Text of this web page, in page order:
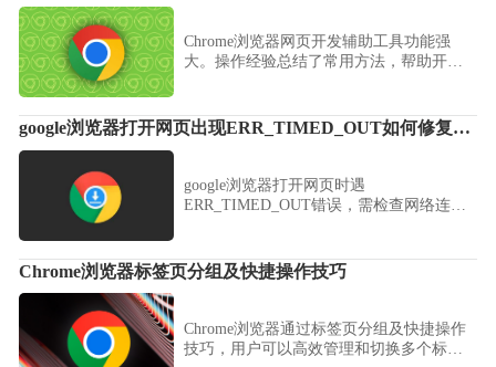
Chrome浏览器网页开发辅助工具功能强
大。操作经验总结了常用方法，帮助开发
google浏览器打开网页出现ERR_TIMED_OUT如何修复连接问题
google浏览器打开网页时遇
ERR_TIMED_OUT错误，需检查网络连
Chrome浏览器标签页分组及快捷操作技巧
Chrome浏览器通过标签页分组及快捷操作
技巧，用户可以高效管理和切换多个标签